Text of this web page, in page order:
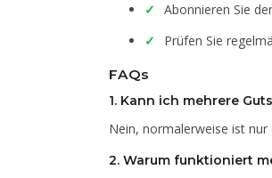
Abonnieren Sie
Prüfen Sie
FAQs
1. Kann ich mehrere
Nein, normalerweise ist
2. Warum funktioniert